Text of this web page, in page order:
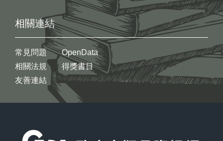
相關連結
常見問題
相關法規
友善連結
OpenData
得獎書目